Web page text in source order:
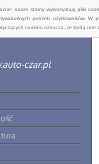
nasze strony wykorzystują pliki
potrzeb użytkowników. W
cookies oznacza, że będą one
czar.pl